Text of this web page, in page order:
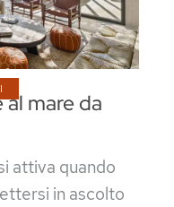
mare da
attiva quando
in ascolto